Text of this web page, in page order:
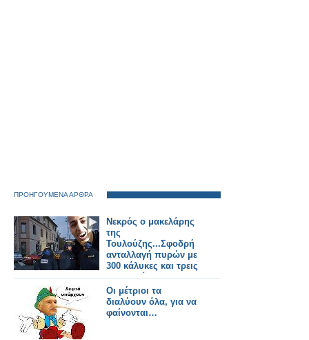
ΠΡΟΗΓΟΥΜΕΝΑ ΑΡΘΡΑ
Νεκρός ο μακελάρης
της
Τουλούζης...Σφοδρή
ανταλλαγή πυρών με
300 κάλυκες και τρεις
τραυματίες
Οι μέτριοι τα
διαλύουν όλα, για να
φαίνονται…